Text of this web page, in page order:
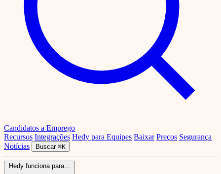
Candidatos a Emprego
Recursos Integrações Hedy para Equipes Baixar Preços Segurança
Notícias
Buscar ⌘K
Hedy funciona para...